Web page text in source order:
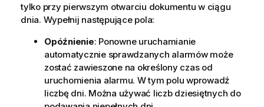
tylko przy pierwszym otwarciu dokumentu w ciągu
dnia. Wypełnij następujące pola:
Opóźnienie: Ponowne uruchamianie
automatycznie sprawdzanych alarmów może
zostać zawieszone na określony czas od
uruchomienia alarmu. W tym polu wprowadź
liczbę dni. Można używać liczb dziesiętnych do